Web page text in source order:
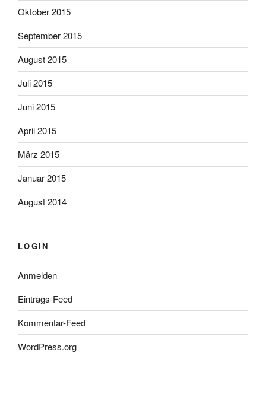
Oktober 2015
September 2015
August 2015
Juli 2015
Juni 2015
April 2015
März 2015
Januar 2015
August 2014
LOGIN
Anmelden
Eintrags-Feed
Kommentar-Feed
WordPress.org